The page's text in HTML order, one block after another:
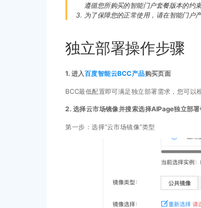
遵循您所购买的智能门户套餐版本的约
为了保障您的正常使用，请在智能门户
独立部署操作步骤
1. 进入百度智能云BCC产品购买页面
BCC最低配置即可满足独立部署需求，您可以
2. 选择云市场镜像并搜索选择AIPage独立部
第一步：选择“云市场镜像”类型